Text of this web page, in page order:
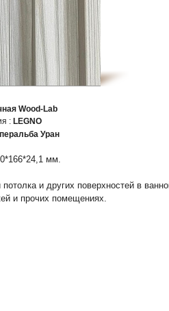
Wood-Lab
: LEGNO
Уран
мм.
и других поверхностей в
и прочих помещениях.